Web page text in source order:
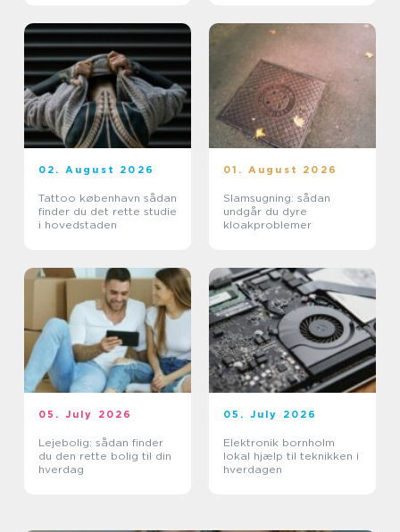
02. August 2026
Tattoo københavn sådan
finder du det rette studie
i hovedstaden
01. August 2026
Slamsugning: sådan
undgår du dyre
kloakproblemer
05. July 2026
Lejebolig: sådan finder
du den rette bolig til din
hverdag
05. July 2026
Elektronik bornholm
lokal hjælp til teknikken i
hverdagen